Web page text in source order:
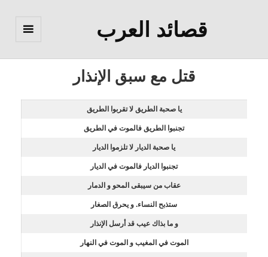
قصائد العرب
قتل مع سبق الإنذار
يا صحبة الطريق لا تقربوا الطريق
تجنبوا الطريق فالموت في الطريق
يا صحبة الديار لا تلزموا الديار
تجنبوا الديار فالموت في الديار
عقاب من سيبقى المحو و الدمار
ستذبح النساء. و يحرق الصغار
و ما بذاك عيب قد أرسل الإنذار
الموت في المغيب و الموت في النهار